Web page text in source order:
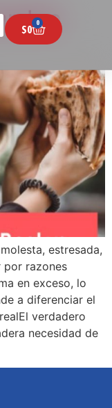
$0
0
estresada,
por razones
en exceso, lo
a diferenciar el
verdadero
necesidad de